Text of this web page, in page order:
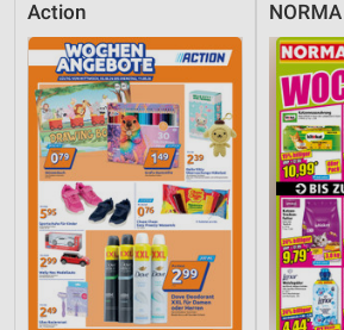
Action NORMA